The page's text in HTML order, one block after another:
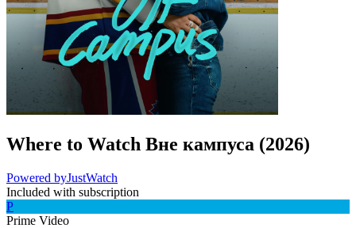
Where to Watch Вне кампуса (2026)
Powered byJustWatch
Included with subscription
P
Prime Video